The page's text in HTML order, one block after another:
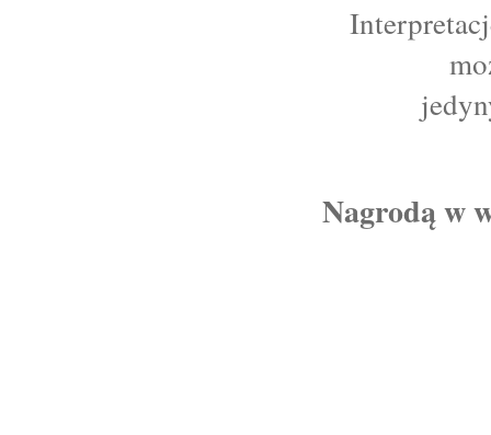
Nagrodą w